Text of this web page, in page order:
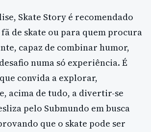
Skate Story é recomendado
de skate ou para quem procura
capaz de combinar humor,
numa só experiência. É
convida a explorar,
acima de tudo, a divertir-se
pelo Submundo em busca
que o skate pode ser